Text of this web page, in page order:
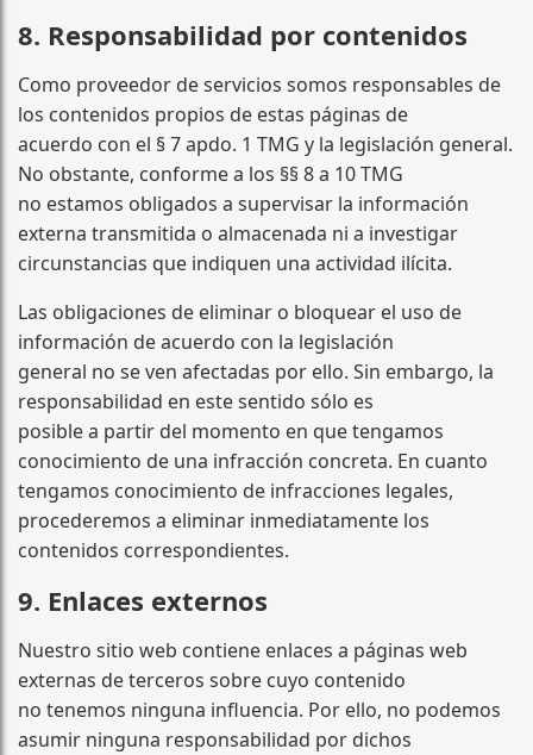
8. Responsabilidad por contenidos
Como proveedor de servicios somos responsables de
los contenidos propios de estas páginas de
acuerdo con el § 7 apdo. 1 TMG y la legislación general.
No obstante, conforme a los §§ 8 a 10 TMG
no estamos obligados a supervisar la información
externa transmitida o almacenada ni a investigar
circunstancias que indiquen una actividad ilícita.
Las obligaciones de eliminar o bloquear el uso de
información de acuerdo con la legislación
general no se ven afectadas por ello. Sin embargo, la
responsabilidad en este sentido sólo es
posible a partir del momento en que tengamos
conocimiento de una infracción concreta. En cuanto
tengamos conocimiento de infracciones legales,
procederemos a eliminar inmediatamente los
contenidos correspondientes.
9. Enlaces externos
Nuestro sitio web contiene enlaces a páginas web
externas de terceros sobre cuyo contenido
no tenemos ninguna influencia. Por ello, no podemos
asumir ninguna responsabilidad por dichos